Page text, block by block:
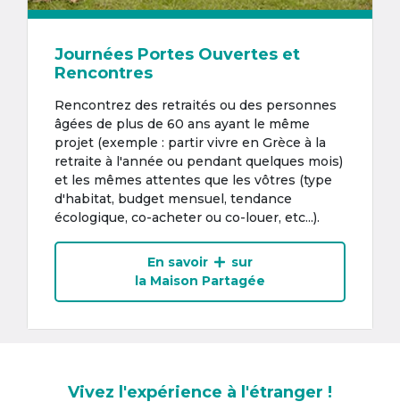
Journées Portes Ouvertes et
Rencontres
Rencontrez des retraités ou des personnes
âgées de plus de 60 ans ayant le même
projet (exemple : partir vivre en Grèce à la
retraite à l'année ou pendant quelques mois)
et les mêmes attentes que les vôtres (type
d'habitat, budget mensuel, tendance
écologique, co-acheter ou co-louer, etc...).
En savoir
sur
la Maison Partagée
Vivez l'expérience à l'étranger !